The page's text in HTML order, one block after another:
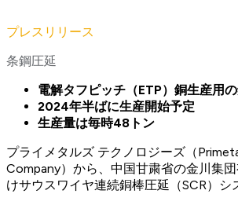
プレスリリース
条鋼圧延
電解タフピッチ（ETP）銅生産用
2024年半ばに生産開始予定
生産量は毎時48トン
プライメタルズ テクノロジーズ（
Company）から、中国甘粛省の金川集
けサウスワイヤ連続銅棒圧延（SCR）